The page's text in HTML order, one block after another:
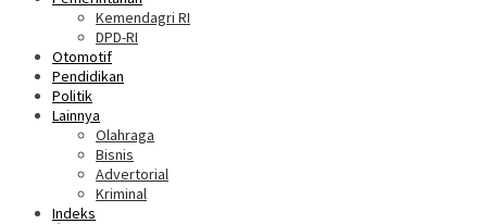
Kemendagri RI
DPD-RI
Otomotif
Pendidikan
Politik
Lainnya
Olahraga
Bisnis
Advertorial
Kriminal
Indeks